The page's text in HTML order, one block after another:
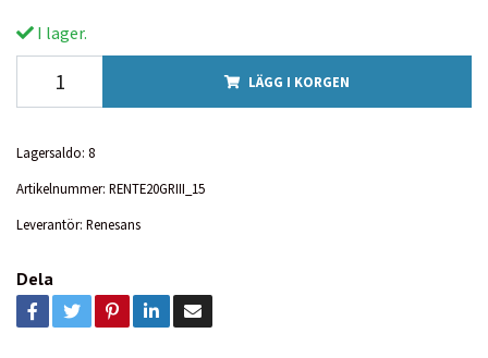
I lager.
LÄGG I KORGEN
Lagersaldo: 8
Artikelnummer: RENTE20GRIII_15
Leverantör: Renesans
Dela